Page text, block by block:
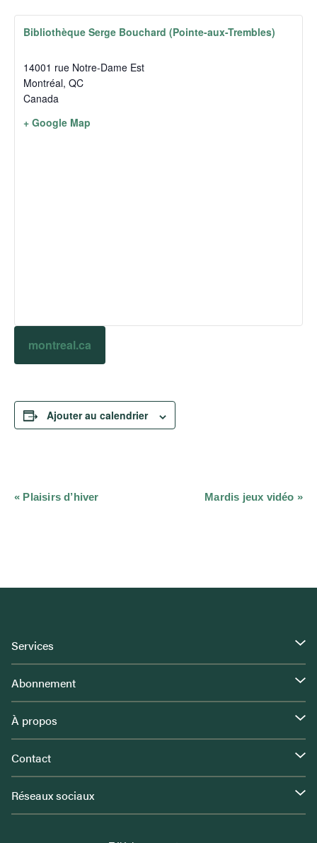
Bibliothèque Serge Bouchard (Pointe-aux-Trembles)
14001 rue Notre-Dame Est
Montréal, QC
Canada
+ Google Map
montreal.ca
Ajouter au calendrier
Navigation
« Plaisirs d’hiver Mardis jeux vidéo »
Services
Abonnement
À propos
Contact
Réseaux sociaux